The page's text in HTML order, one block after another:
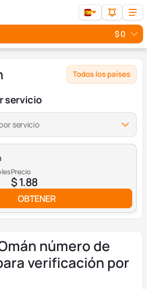
$ 0
Todos los países
servicio
servicio
Precio
$ 1.88
OBTENER
número de
verificación por